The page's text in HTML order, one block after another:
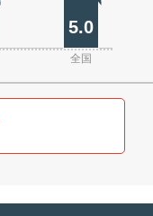
5.0
全国